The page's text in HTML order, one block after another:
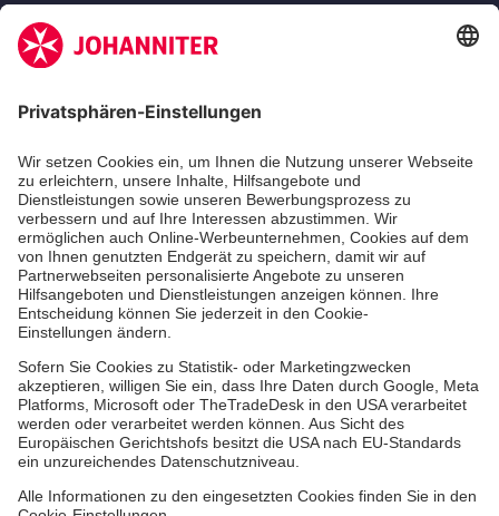
Die Johanniter GmbH ist Mitglied des
Deutschen Spendenrates e.V.
Kununu Top Company 2026
Medizin & Pflege
Zentren
Patienten